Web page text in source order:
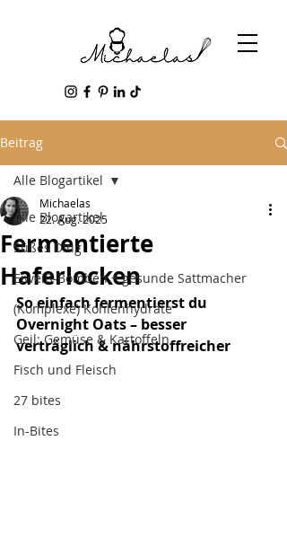
Beitrag
Alle Blogartikel
Süßes Ding
Eiweiß-Bomben + gesunde Sattmacher
(Komplexe) Kohlenhydrate
Geil: Gemüse & Kartoffeln
Fisch und Fleisch
27 bites
In-Bites
Alle Blogartikel
Fermentierte
Haferlocken
Michaelas
22. Aug. 2025
So einfach fermentierst du
Overnight Oats – besser
verträglich & nährstoffreicher